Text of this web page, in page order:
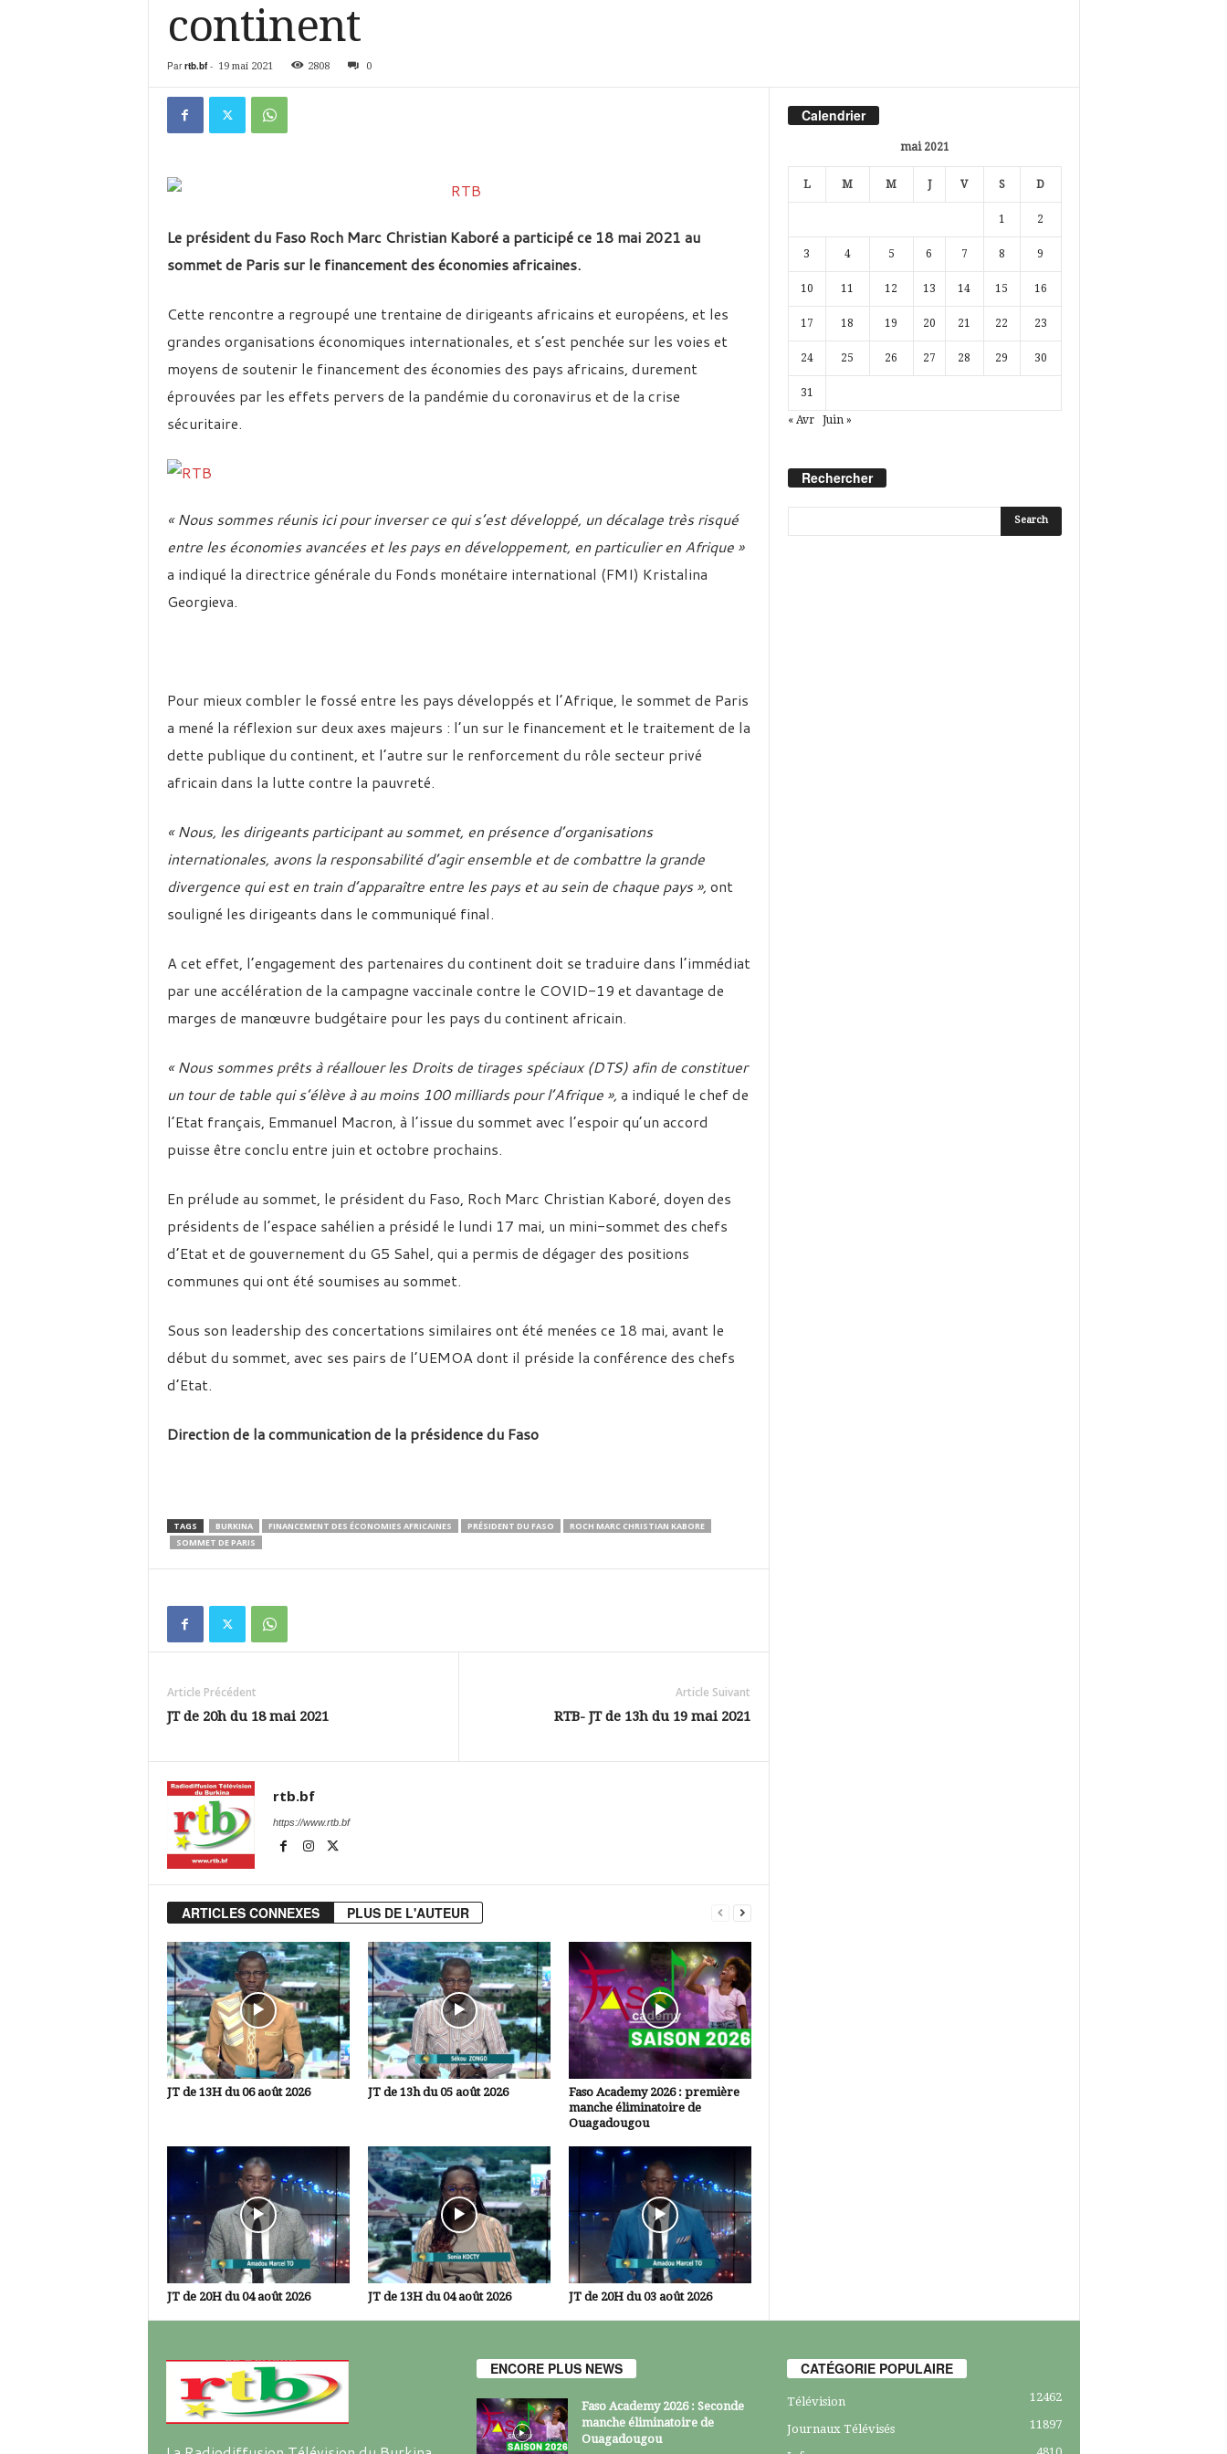
continent
Par rtb.bf- 19 mai 2021 2808 0
Le président du Faso Roch Marc Christian Kaboré a participé ce 18 mai 2021 au
sommet de Paris sur le financement des économies africaines.
Cette rencontre a regroupé une trentaine de dirigeants africains et européens, et les
grandes organisations économiques internationales, et s’est penchée sur les voies et
moyens de soutenir le financement des économies des pays africains, durement
éprouvées par les effets pervers de la pandémie du coronavirus et de la crise
sécuritaire.
« Nous sommes réunis ici pour inverser ce qui s’est développé, un décalage très risqué
entre les économies avancées et les pays en développement, en particulier en Afrique »
a indiqué la directrice générale du Fonds monétaire international (FMI) Kristalina
Georgieva.
Pour mieux combler le fossé entre les pays développés et l’Afrique, le sommet de Paris
a mené la réflexion sur deux axes majeurs : l’un sur le financement et le traitement de la
dette publique du continent, et l’autre sur le renforcement du rôle secteur privé
africain dans la lutte contre la pauvreté.
« Nous, les dirigeants participant au sommet, en présence d’organisations
internationales, avons la responsabilité d’agir ensemble et de combattre la grande
divergence qui est en train d’apparaître entre les pays et au sein de chaque pays », ont
souligné les dirigeants dans le communiqué final.
A cet effet, l’engagement des partenaires du continent doit se traduire dans l’immédiat
par une accélération de la campagne vaccinale contre le COVID-19 et davantage de
marges de manœuvre budgétaire pour les pays du continent africain.
« Nous sommes prêts à réallouer les Droits de tirages spéciaux (DTS) afin de constituer
un tour de table qui s’élève à au moins 100 milliards pour l’Afrique », a indiqué le chef de
l’Etat français, Emmanuel Macron, à l’issue du sommet avec l’espoir qu’un accord
puisse être conclu entre juin et octobre prochains.
En prélude au sommet, le président du Faso, Roch Marc Christian Kaboré, doyen des
présidents de l’espace sahélien a présidé le lundi 17 mai, un mini-sommet des chefs
d’Etat et de gouvernement du G5 Sahel, qui a permis de dégager des positions
communes qui ont été soumises au sommet.
Sous son leadership des concertations similaires ont été menées ce 18 mai, avant le
début du sommet, avec ses pairs de l’UEMOA dont il préside la conférence des chefs
d’Etat.
Direction de la communication de la présidence du Faso
TAGS BURKINA FINANCEMENT DES ÉCONOMIES AFRICAINES PRÉSIDENT DU FASO
ROCH MARC CHRISTIAN KABORE
SOMMET DE PARIS
Article Précédent
JT de 20h du 18 mai 2021
Article Suivant
RTB- JT de 13h du 19 mai 2021
rtb.bf
https://www.rtb.bf
ARTICLES CONNEXES PLUS DE L'AUTEUR
JT de 13H du 06 août 2026 JT de 13h du 05 août 2026
Faso Academy 2026 : première
manche éliminatoire de
Ouagadougou
JT de 20H du 04 août 2026 JT de 13H du 04 août 2026 JT de 20H du 03 août 2026
Calendrier
mai 2021
L M M J V S D
1 2
3 4 5 6 7 8 9
10 11 12 13 14 15 16
17 18 19 20 21 22 23
24 25 26 27 28 29 30
31
« Avr Juin »
Rechercher
ENCORE PLUS NEWS
Faso Academy 2026 : Seconde
manche éliminatoire de
Ouagadougou
CATÉGORIE POPULAIRE
Télévision 12462
Journaux Télévisés 11897